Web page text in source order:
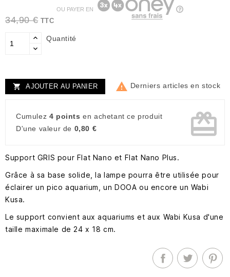
34,90 € TTC
OU PAYER EN
Quantité
 AJOUTER AU PANIER  Derniers articles en stock
Cumulez 4 points en achetant ce produit
D'une valeur de 0,80 € card_giftcard
Support GRIS pour Flat Nano et Flat Nano Plus.
Grâce à sa base solide, la lampe pourra être utilisée pour
éclairer un pico aquarium, un DOOA ou encore un Wabi
Kusa.
Le support convient aux aquariums et aux Wabi Kusa d'une
taille maximale de 24 x 18 cm.